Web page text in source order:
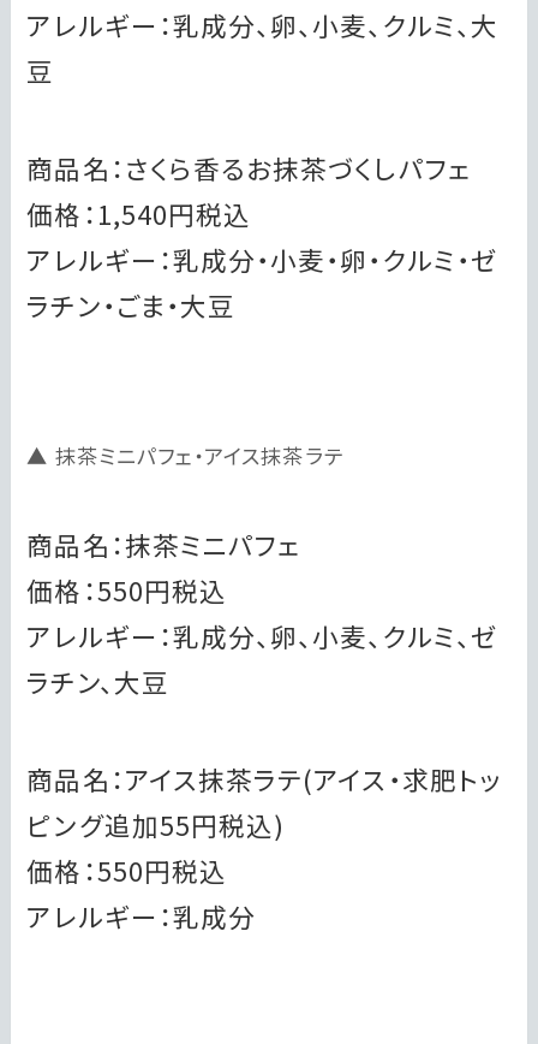
アレルギー：乳成分、卵、小麦、クルミ、大
豆
商品名：さくら香るお抹茶づくしパフェ
価格：1,540円税込
アレルギー：乳成分・小麦・卵・クルミ・ゼ
ラチン・ごま・大豆
抹茶ミニパフェ・アイス抹茶ラテ
商品名：抹茶ミニパフェ
価格：550円税込
アレルギー：乳成分、卵、小麦、クルミ、ゼ
ラチン、大豆
商品名：アイス抹茶ラテ(アイス・求肥トッ
ピング追加55円税込)
価格：550円税込
アレルギー：乳成分